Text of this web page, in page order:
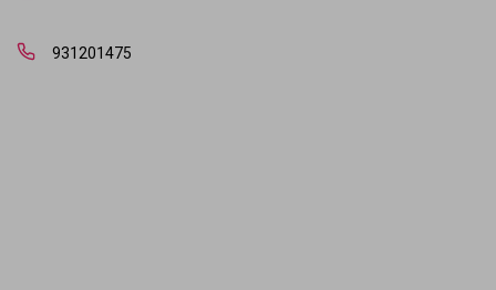
931201475